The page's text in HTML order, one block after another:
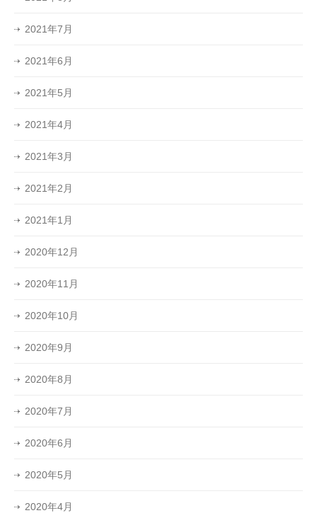
2021年7月
2021年6月
2021年5月
2021年4月
2021年3月
2021年2月
2021年1月
2020年12月
2020年11月
2020年10月
2020年9月
2020年8月
2020年7月
2020年6月
2020年5月
2020年4月